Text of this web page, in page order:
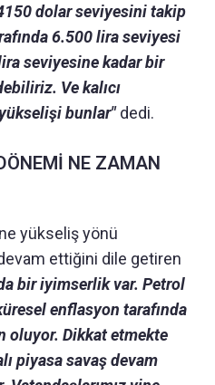
dolar seviyesini takip
6.500 lira seviyesi
seviyesine kadar bir
Ve kalıcı
bunlar"dedi.
NE ZAMAN
yükseliş yönü
ettiğini dile getiren
bir iyimserlik var. Petrol
enflasyon tarafında
oluyor. Dikkat etmekte
piyasa savaş devam